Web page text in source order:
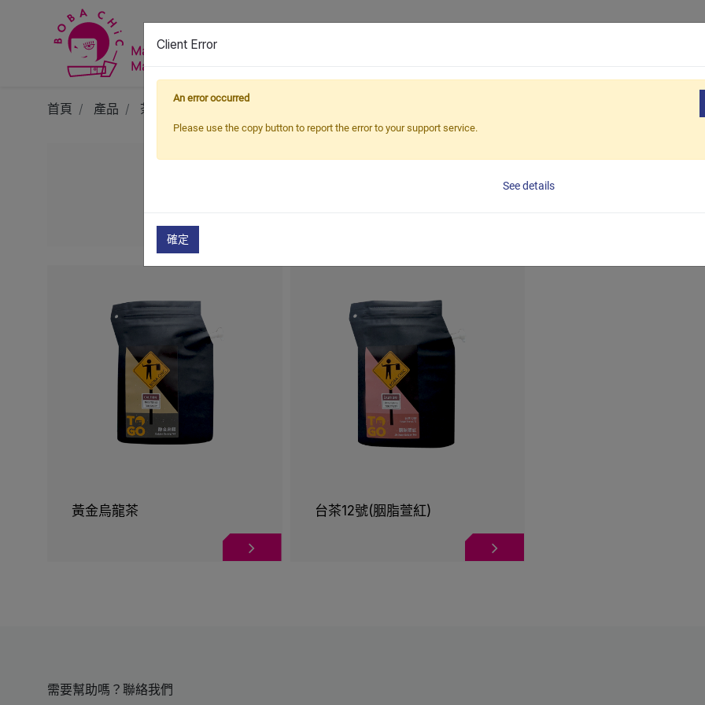
首頁 產品 茶
隨行掛耳茶包
隨行掛耳茶包
黃金烏龍茶 台茶12號(胭脂萱紅)
需要幫助嗎？聯絡我們
Client Error
An error occurred
Please use the copy button to report the error to your support service.
See details
確定